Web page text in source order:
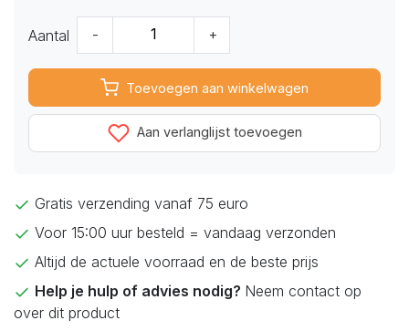
Aantal - +
Toevoegen aan winkelwagen
Aan verlanglijst toevoegen
Gratis verzending vanaf 75 euro
Voor 15:00 uur besteld = vandaag verzonden
Altijd de actuele voorraad en de beste prijs
Help je hulp of advies nodig? Neem contact op
over dit product